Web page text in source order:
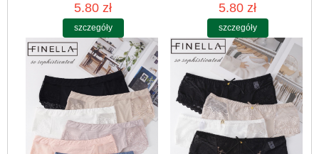
5.80 zł
szczegóły
5.80 zł
szczegóły